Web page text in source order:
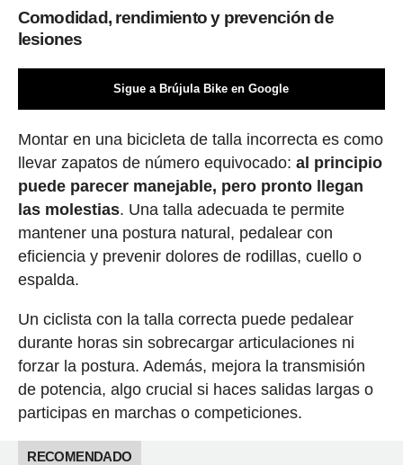
Comodidad, rendimiento y prevención de
lesiones
Sigue a Brújula Bike en Google
Montar en una bicicleta de talla incorrecta es como
llevar zapatos de número equivocado: al principio
puede parecer manejable, pero pronto llegan
las molestias. Una talla adecuada te permite
mantener una postura natural, pedalear con
eficiencia y prevenir dolores de rodillas, cuello o
espalda.
Un ciclista con la talla correcta puede pedalear
durante horas sin sobrecargar articulaciones ni
forzar la postura. Además, mejora la transmisión
de potencia, algo crucial si haces salidas largas o
participas en marchas o competiciones.
RECOMENDADO